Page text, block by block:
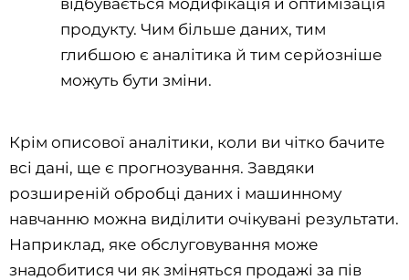
продукту. Чим більше даних, тим
глибшою є аналітика й тим серйозніше
можуть бути зміни.
Крім описової аналітики, коли ви чітко бачите
всі дані, ще є прогнозування. Завдяки
розширеній обробці даних і машинному
навчанню можна виділити очікувані результати.
Наприклад, яке обслуговування може
знадобитися чи як зміняться продажі за пів